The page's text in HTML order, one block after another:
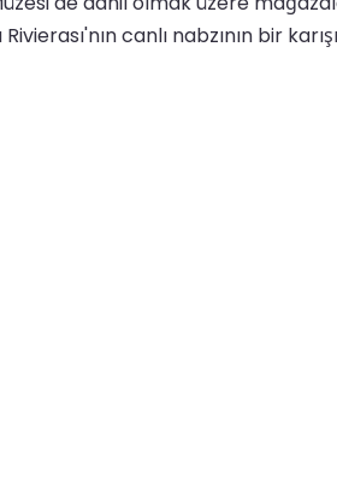
canlı nabzının bir